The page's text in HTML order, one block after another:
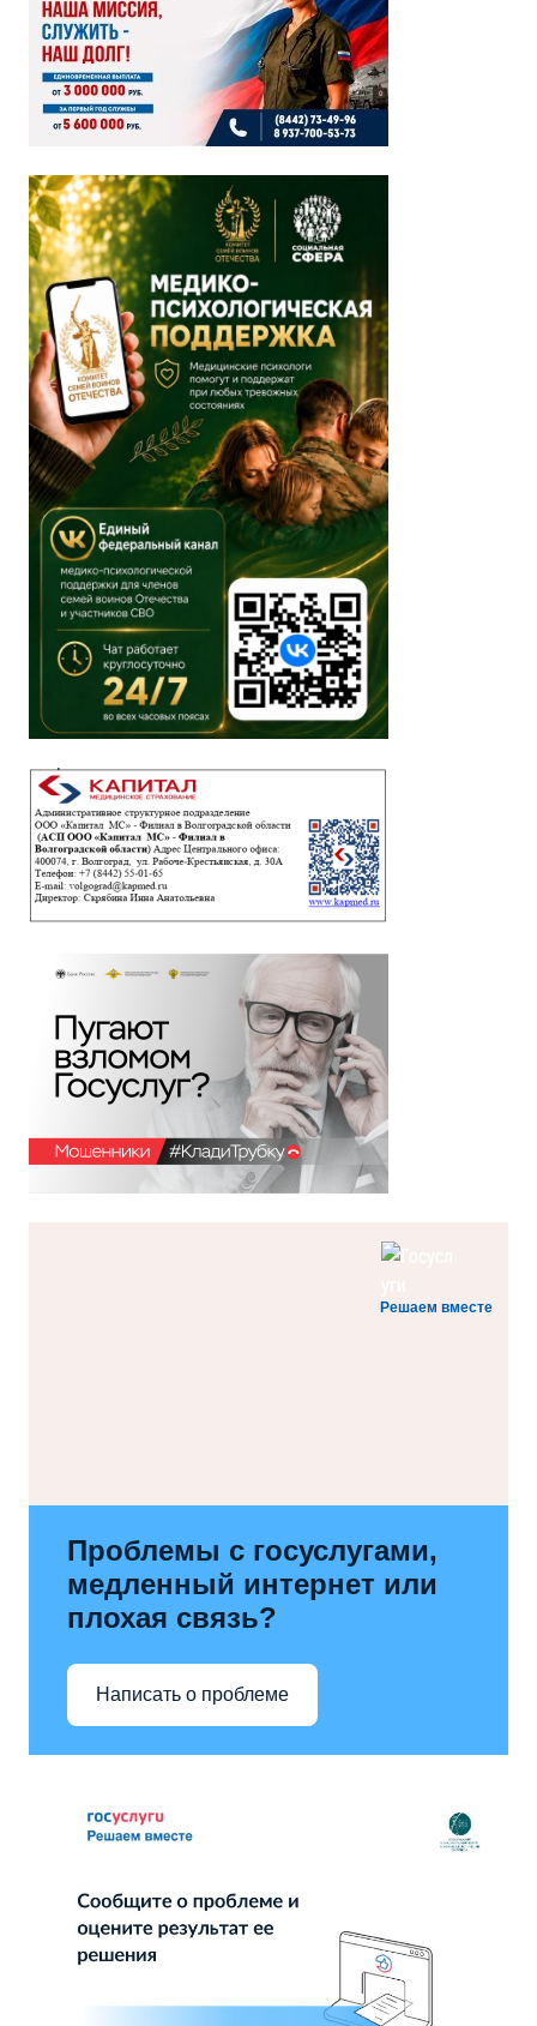
Решаем вместе
Проблемы с госуслугами,
медленный интернет или
плохая связь?
Написать о проблеме